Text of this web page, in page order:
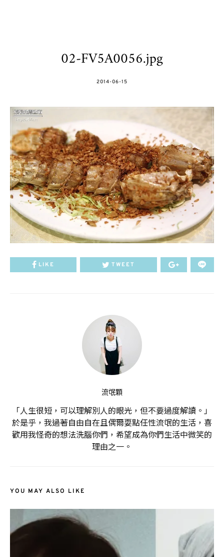
02-FV5A0056.jpg
POSTED
2014-06-15
LIKE TWEET
流氓顆
「人生很短，可以理解別人的眼光，但不要過度解讀。」
於是乎，我過著自由自在且偶爾耍點任性流氓的生活，喜
歡用我怪奇的想法洗腦你們，希望成為你們生活中微笑的
理由之一。
YOU MAY ALSO LIKE